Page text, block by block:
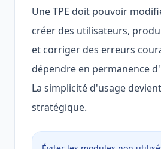
Une TPE doit pouvoir
créer des utilisateurs,
et corriger des erreurs
dépendre en permanence
La simplicité d'usage
stratégique.